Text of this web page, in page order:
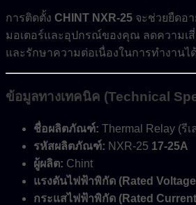
การติดตั้ง CHINT NXR-25 จะช่วยยืดอ
มอเตอร์และอุปกรณ์ของคุณ ลดความเสี่
และรักษาความต่อเนื่องในการทำงาน
ข้อมูลทางเทคนิค (Technical
ชื่อผลิตภัณฑ์: Thermal Relay (รี
รหัสผลิตภัณฑ์: NXR-25 17-25A
ผู้ผลิต: Chint
แรงดันไฟฟ้าพิกัด (Rated
กระแสไฟฟ้าพิกัด (Rated